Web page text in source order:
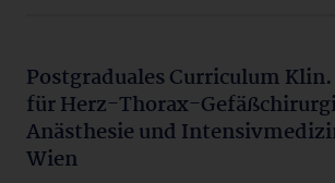
Postgraduales Curriculum
für Herz-Thorax-
Anästhesie und
Wien